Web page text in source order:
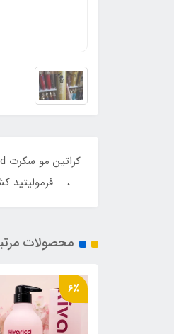
، فرمولیتید
محصولات
19٪